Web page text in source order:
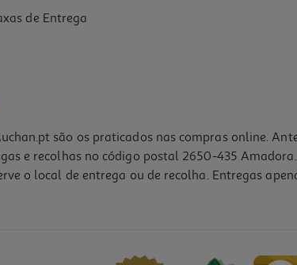
de Entrega
são os praticados nas compras online.
e recolhas no código postal 2650-435
o local de entrega ou de recolha. Entregas